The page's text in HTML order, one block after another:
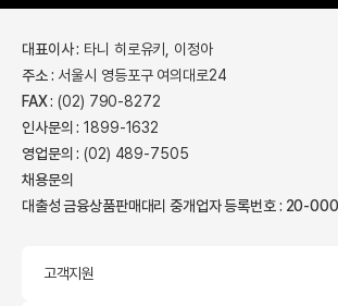
보를 보유 및 이용하게 됩니다.
보를 지체 없이 파기합니다.
4. 동의를 거부할 권리 및 동의 거부에 따른 불이
이용자는 개인정보의 수집, 이용 등과 관련한 위
원하지 않는 경우 동의를 거부할 수 있습니다. 다
않을 경우 서비스 이용이 제한될 수 있습니다.
대표이사 : 타니 히로유키, 이정아
주소 : 서울시 영등포구 여의대로24
FAX : (02) 790-8272
인사문의 : 1899-1632
영업문의 : (02) 489-7505
채용문의
대출성 금융상품판매대리 중개업자 등록번호 : 20-
고객지원